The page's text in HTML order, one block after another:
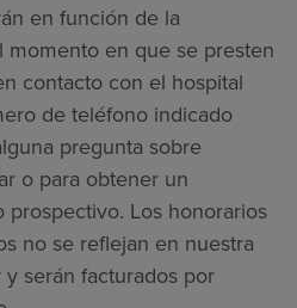
en función de la
en que se presten
contacto con el hospital
de teléfono indicado
pregunta sobre
o para obtener un
Los honorarios
no se reflejan en nuestra
serán facturados por